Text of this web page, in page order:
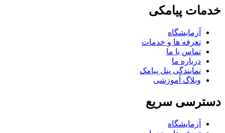
خدمات پیامکی
آزمایشگاه
تعرفه ها و خدمات
تماس با ما
درباره ما
نمایندگی پنل پیامک
وبلاگ آموزشی
دسترسی سریع
آزمایشگاه